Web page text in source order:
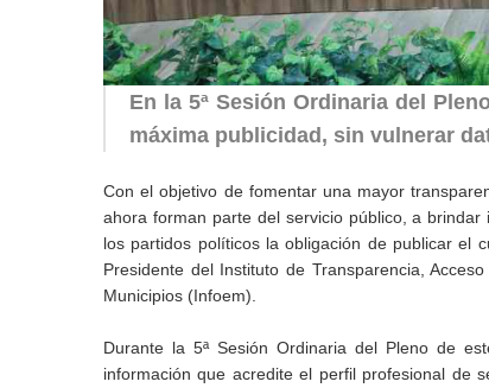
En la 5ª Sesión Ordinaria del
máxima publicidad, sin vulnerar
Con el objetivo de fomentar una mayor
ahora forman parte del servicio público, a
los partidos políticos la obligación de publicar el
Presidente del Instituto de Transparencia,
Municipios (Infoem).
Durante la 5ª Sesión Ordinaria del Pleno de
información que acredite el perfil profesional de